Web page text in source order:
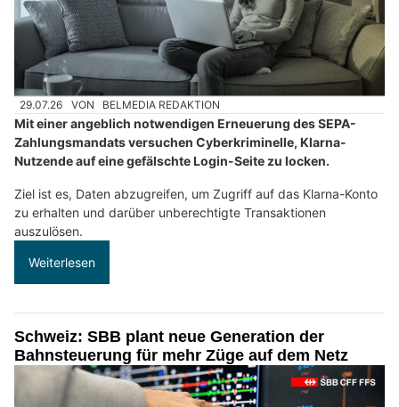
29.07.26 VON BELMEDIA REDAKTION
Mit einer angeblich notwendigen Erneuerung des SEPA-
Zahlungsmandats versuchen Cyberkriminelle, Klarna-
Nutzende auf eine gefälschte Login-Seite zu locken.
Ziel ist es, Daten abzugreifen, um Zugriff auf das Klarna-Konto
zu erhalten und darüber unberechtigte Transaktionen
auszulösen.
Weiterlesen
Schweiz: SBB plant neue Generation der
Bahnsteuerung für mehr Züge auf dem Netz